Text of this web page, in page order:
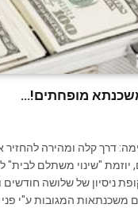
מופחתים!…
דרך קלה ומהירה
"שינוי משתלם לבית"
של שלושה חודשים